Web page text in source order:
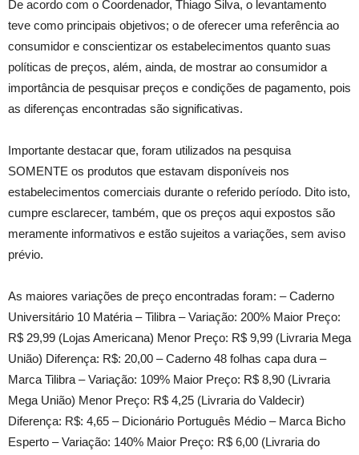
De acordo com o Coordenador, Thiago Silva, o levantamento
teve como principais objetivos; o de oferecer uma referência ao
consumidor e conscientizar os estabelecimentos quanto suas
políticas de preços, além, ainda, de mostrar ao consumidor a
importância de pesquisar preços e condições de pagamento, pois
as diferenças encontradas são significativas.
Importante destacar que, foram utilizados na pesquisa
SOMENTE os produtos que estavam disponíveis nos
estabelecimentos comerciais durante o referido período. Dito isto,
cumpre esclarecer, também, que os preços aqui expostos são
meramente informativos e estão sujeitos a variações, sem aviso
prévio.
As maiores variações de preço encontradas foram: – Caderno
Universitário 10 Matéria – Tilibra – Variação: 200% Maior Preço:
R$ 29,99 (Lojas Americana) Menor Preço: R$ 9,99 (Livraria Mega
União) Diferença: R$: 20,00 – Caderno 48 folhas capa dura –
Marca Tilibra – Variação: 109% Maior Preço: R$ 8,90 (Livraria
Mega União) Menor Preço: R$ 4,25 (Livraria do Valdecir)
Diferença: R$: 4,65 – Dicionário Português Médio – Marca Bicho
Esperto – Variação: 140% Maior Preço: R$ 6,00 (Livraria do